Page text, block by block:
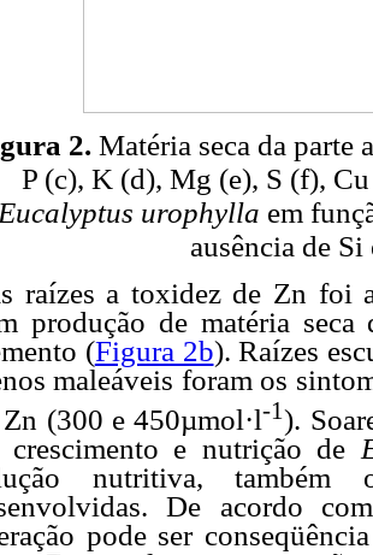
2. Matéria seca da parte
P (c), K (d), Mg (e), S (f),
Eucalyptus urophylla em
ausência de
raízes a toxidez de Zn foi
produção de matéria seca
(Figura 2b). Raízes
maleáveis foram os
Zn (300 e 450µmol·l-1).
crescimento e nutrição de
nutritiva, também
De acordo
pode ser